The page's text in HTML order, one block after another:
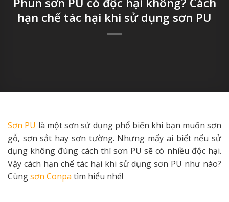
hạn chế tác hại khi sử dụng sơn PU
Sơn PU là một sơn sử dụng phổ biến khi bạn muốn sơn
gỗ, sơn sắt hay sơn tường. Nhưng mấy ai biết nếu sử
dụng không đúng cách thì sơn PU sẽ có nhiều độc hại.
Vậy cách hạn chế tác hại khi sử dụng sơn PU như nào?
Cùngsơn Conpa tìm hiểu nhé!